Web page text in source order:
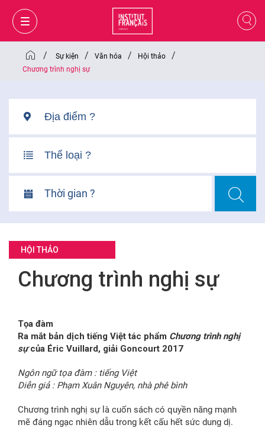
GIỎ HÀNG ĐĂNG NHẬP
FR
/ Sự kiện / Văn hóa / Hội thảo /
Chương trình nghị sự
Thời gian ?
HỘI THẢO
Chương trình nghị sự
Tọa đàm
Ra mắt bản dịch tiếng Việt tác phẩm Chương trình nghị
sựcủa Éric Vuillard, giải Goncourt 2017
Ngôn ngữ tọa đàm : tiếng Việt
Diễn giả : Phạm Xuân Nguyên, nhà phê bình
Chương trình nghị sự là cuốn sách có quyền năng mạnh
mẽ đáng ngạc nhiên dẫu trong kết cấu hết sức dung dị.